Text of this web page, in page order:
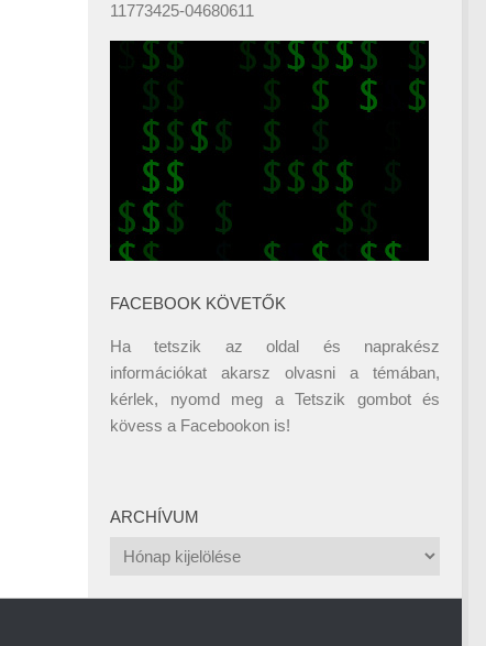
11773425-04680611
FACEBOOK KÖVETŐK
Ha tetszik az oldal és naprakész
információkat akarsz olvasni a témában,
kérlek, nyomd meg a Tetszik gombot és
kövess a Facebookon is!
ARCHÍVUM
Archívum